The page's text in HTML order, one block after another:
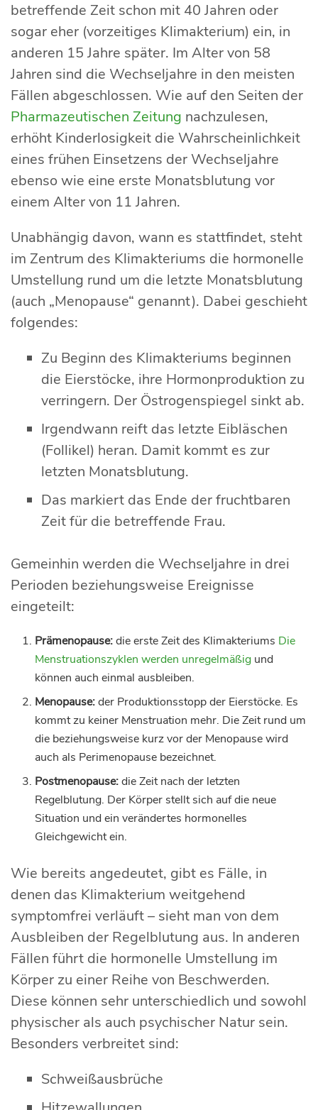
betreffende Zeit schon mit 40 Jahren oder
sogar eher (vorzeitiges Klimakterium) ein, in
anderen 15 Jahre später. Im Alter von 58
Jahren sind die Wechseljahre in den meisten
Fällen abgeschlossen. Wie auf den Seiten der
Pharmazeutischen Zeitung nachzulesen,
erhöht Kinderlosigkeit die Wahrscheinlichkeit
eines frühen Einsetzens der Wechseljahre
ebenso wie eine erste Monatsblutung vor
einem Alter von 11 Jahren.
Unabhängig davon, wann es stattfindet, steht
im Zentrum des Klimakteriums die hormonelle
Umstellung rund um die letzte Monatsblutung
(auch „Menopause“ genannt). Dabei geschieht
folgendes:
Zu Beginn des Klimakteriums beginnen
die Eierstöcke, ihre Hormonproduktion zu
verringern. Der Östrogenspiegel sinkt ab.
Irgendwann reift das letzte Eibläschen
(Follikel) heran. Damit kommt es zur
letzten Monatsblutung.
Das markiert das Ende der fruchtbaren
Zeit für die betreffende Frau.
Gemeinhin werden die Wechseljahre in drei
Perioden beziehungsweise Ereignisse
eingeteilt:
Prämenopause:die erste Zeit des Klimakteriums Die
Menstruationszyklen werden unregelmäßig und
können auch einmal ausbleiben.
Menopause:der Produktionsstopp der Eierstöcke. Es
kommt zu keiner Menstruation mehr. Die Zeit rund um
die beziehungsweise kurz vor der Menopause wird
auch als Perimenopause bezeichnet.
Postmenopause:die Zeit nach der letzten
Regelblutung. Der Körper stellt sich auf die neue
Situation und ein verändertes hormonelles
Gleichgewicht ein.
Wie bereits angedeutet, gibt es Fälle, in
denen das Klimakterium weitgehend
symptomfrei verläuft – sieht man von dem
Ausbleiben der Regelblutung aus. In anderen
Fällen führt die hormonelle Umstellung im
Körper zu einer Reihe von Beschwerden.
Diese können sehr unterschiedlich und sowohl
physischer als auch psychischer Natur sein.
Besonders verbreitet sind:
Schweißausbrüche